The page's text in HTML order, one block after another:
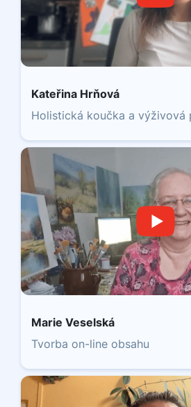
Kateřina Hrňová
Holistická koučka a výživová
Marie Veselská
Tvorba on-line obsahu